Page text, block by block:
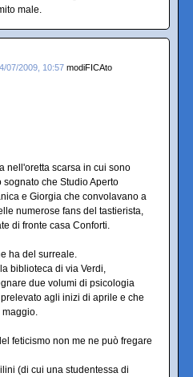
male.
07/2009, 10:57 modiFICAto
nell'oretta scarsa in cui sono
che Studio Aperto
e Giorgia che convolavano a
numerose fans del tastierista,
di fronte casa Conforti.
ha del surreale.
biblioteca di via Verdi,
due volumi di psicologia
agli inizi di aprile e che
maggio.
feticismo non me ne può fregare
(di cui una studentessa di